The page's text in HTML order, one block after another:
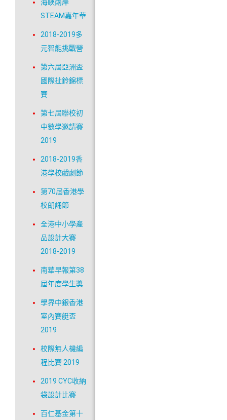
海峽兩岸
STEAM嘉年華
2018-2019多
元智能挑戰營
第六屆亞洲盃
國際扯鈴錦標
賽
第七屆聯校初
中數學邀請賽
2019
2018-2019香
港學校戲劇節
第70屆香港學
校朗誦節
全港中小學產
品設計大賽
2018-2019
南華早報第38
屆年度學生獎
學界中銀香港
室內賽艇盃
2019
校際無人機編
程比賽 2019
2019 CYC收納
袋設計比賽
百仁基金第十